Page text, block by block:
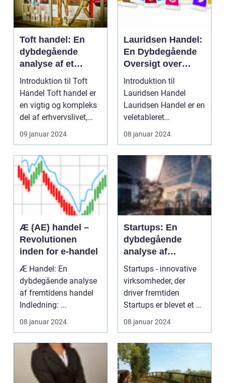
Toft handel: En
dybdegående
analyse af et
vigtigt emne
Introduktion til Toft
Handel Toft handel er
en vigtig og kompleks
del af erhvervslivet,
som både pri...
09 januar 2024
Lauridsen Handel:
En Dybdegående
Oversigt over
Virksomheden og
Dens Historiske
Udvikling
Introduktion til
Lauridsen Handel
Lauridsen Handel er en
veletableret
virksomhed inden for
[område]...
08 januar 2024
Æ (AE) handel –
Revolutionen
inden for e-handel
Æ Handel: En
dybdegående analyse
af fremtidens handel
Indledning: ...
08 januar 2024
Startups: En
dybdegående
analyse af
virksomhedernes
fremtid
Startups - innovative
virksomheder, der
driver fremtiden
Startups er blevet et af
de mest omtalte e...
08 januar 2024